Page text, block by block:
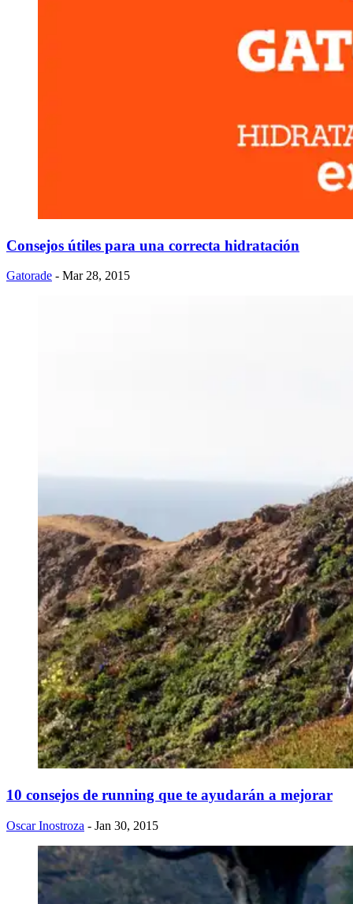
Consejos útiles para una correcta hidratación
Gatorade - Mar 28, 2015
10 consejos de running que te ayudarán a mejorar
Oscar Inostroza - Jan 30, 2015